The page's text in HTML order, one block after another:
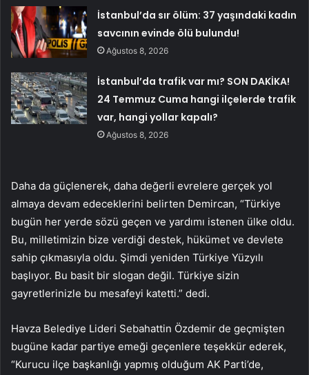
İstanbul’da sır ölüm: 37 yaşındaki kadın
savcının evinde ölü bulundu!
Ağustos 8, 2026
İstanbul’da trafik var mı? SON DAKİKA!
24 Temmuz Cuma hangi ilçelerde trafik
var, hangi yollar kapalı?
Ağustos 8, 2026
Daha da güçlenerek, daha değerli evrelere gerçek yol
almaya devam edeceklerini belirten Demircan, “Türkiye
bugün her yerde sözü geçen ve yardımı istenen ülke oldu.
Bu, milletimizin bize verdiği destek, hükümet ve devlete
sahip çıkmasıyla oldu. Şimdi yeniden Türkiye Yüzyılı
başlıyor. Bu basit bir slogan değil. Türkiye sizin
gayretlerinizle bu mesafeyi katetti.” dedi.
Havza Belediye Lideri Sebahattin Özdemir de geçmişten
bugüne kadar partiye emeği geçenlere teşekkür ederek,
“Kurucu ilçe başkanlığı yapmış olduğum AK Parti’de,